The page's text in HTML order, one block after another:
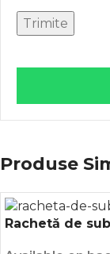
Produse
Rachetă de